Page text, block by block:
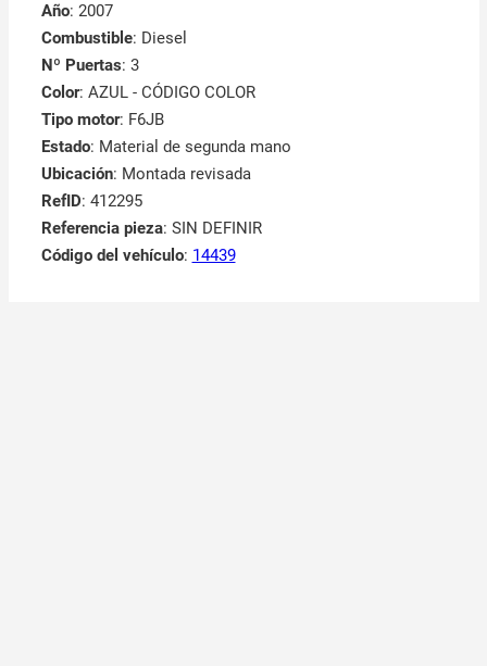
Año: 2007
Combustible: Diesel
Nº Puertas: 3
Color: AZUL - CÓDIGO COLOR
Tipo motor: F6JB
Estado: Material de segunda mano
Ubicación: Montada revisada
RefID: 412295
Referencia pieza: SIN DEFINIR
Código del vehículo: 14439